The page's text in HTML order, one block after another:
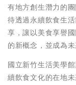
有地方創生潛力的
待透過永續飲食生
享，讓以美食享譽
的新概念，並成為
國立新竹生活美學
續飲食文化的在地